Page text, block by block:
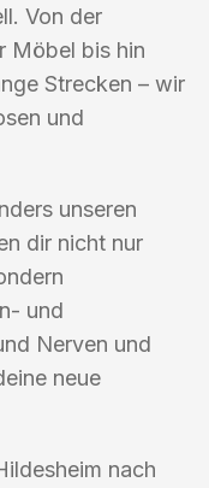
Von der
Möbel bis hin
Strecken – wir
und
unseren
dir nicht nur
und
Nerven und
neue
nach